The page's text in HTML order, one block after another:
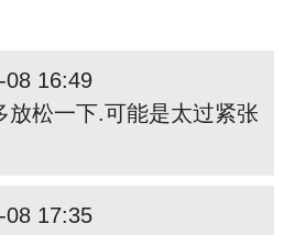
08 16:49
放松一下.可能是太过紧张
08 17:35